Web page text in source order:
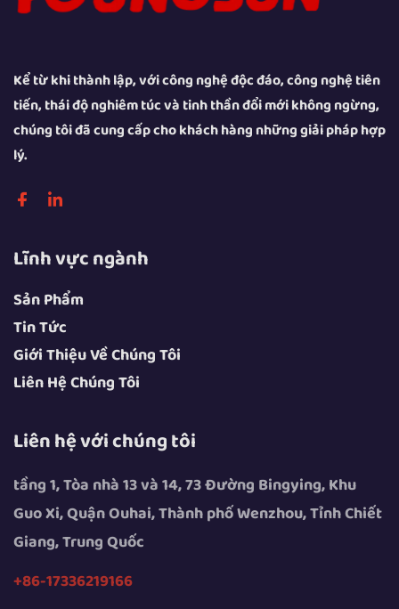
Kể từ khi thành lập, với công nghệ độc đáo, công nghệ tiên
tiến, thái độ nghiêm túc và tinh thần đổi mới không ngừng,
chúng tôi đã cung cấp cho khách hàng những giải pháp hợp
lý.
Lĩnh vực ngành
Sản Phẩm
Tin Tức
Giới Thiệu Về Chúng Tôi
Liên Hệ Chúng Tôi
Liên hệ với chúng tôi
tầng 1, Tòa nhà 13 và 14, 73 Đường Bingying, Khu
Guo Xi, Quận Ouhai, Thành phố Wenzhou, Tỉnh Chiết
Giang, Trung Quốc
+86-17336219166